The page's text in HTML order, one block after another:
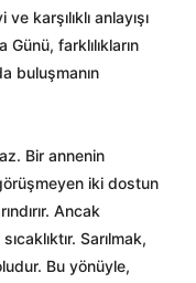
karşılıklı anlayışı
farklılıkların
buluşmanın
Bir annenin
iki dostun
Ancak
Sarılmak,
Bu yönüyle,